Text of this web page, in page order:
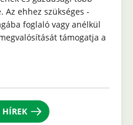
Az ehhez szükséges -
foglaló vagy anélkül
támogatja a